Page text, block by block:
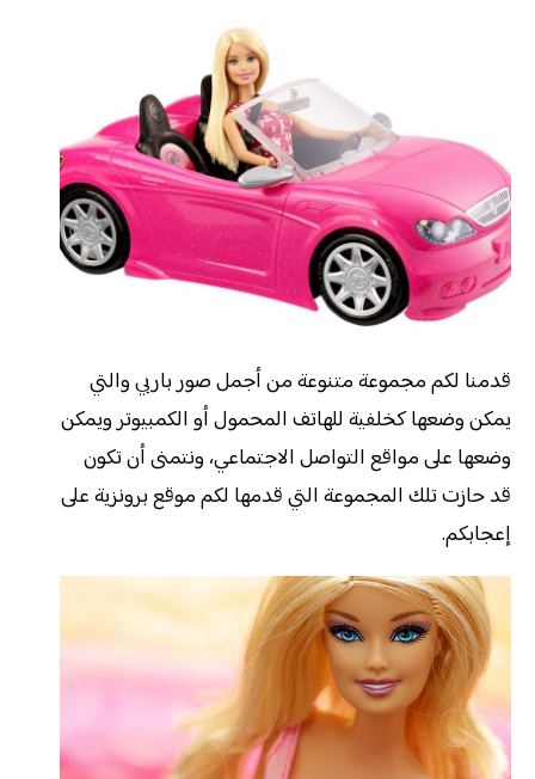
قدمنا لكم مجموعة متنوعة من أجمل صور باربي والتي
يمكن وضعها كخلفية للهاتف المحمول أو الكمبيوتر ويمكن
وضعها على مواقع التواصل الاجتماعي، ونتمنى أن تكون
قد حازت تلك المجموعة التي قدمها لكم موقع برونزية على
إعجابكم.